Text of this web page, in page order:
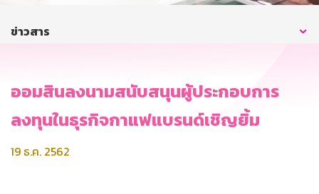
ข่าวสาร
ออมสินลงนามสนับสนุนผู้ประกอบการ
ลงทุนในธุรกิจกาแฟแบรนด์เชิญยิ้ม
19 ธ.ค. 2562